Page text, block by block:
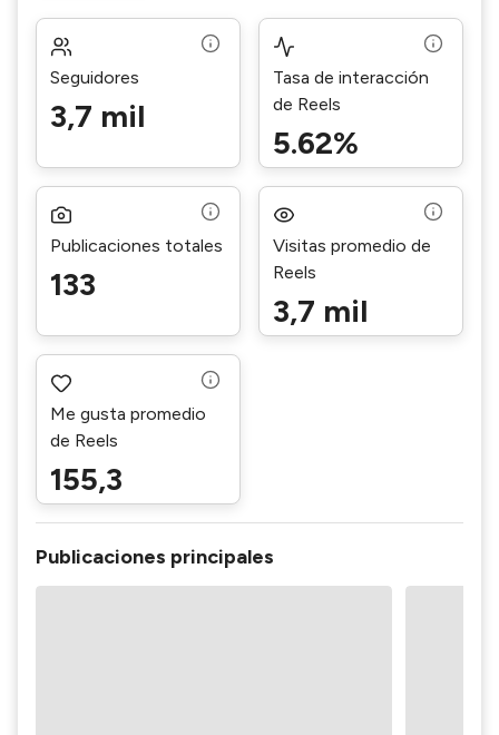
Seguidores
3,7 mil
Tasa de interacción
de Reels
5.62%
Publicaciones totales
133
Visitas promedio de
Reels
3,7 mil
Me gusta promedio
de Reels
155,3
Publicaciones principales